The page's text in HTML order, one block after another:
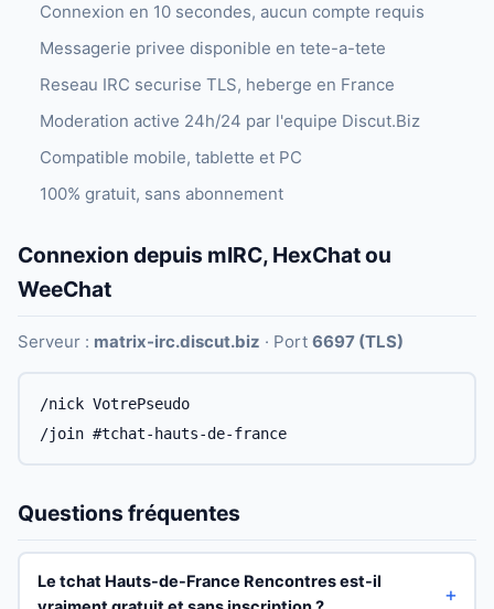
Connexion en 10 secondes, aucun compte requis
Messagerie privee disponible en tete-a-tete
Reseau IRC securise TLS, heberge en France
Moderation active 24h/24 par l'equipe Discut.Biz
Compatible mobile, tablette et PC
100% gratuit, sans abonnement
Connexion depuis mIRC, HexChat ou
WeeChat
Serveur : matrix-irc.discut.biz · Port 6697 (TLS)
/nick VotrePseudo
/join #tchat-hauts-de-france
Questions fréquentes
Le tchat Hauts-de-France Rencontres est-il